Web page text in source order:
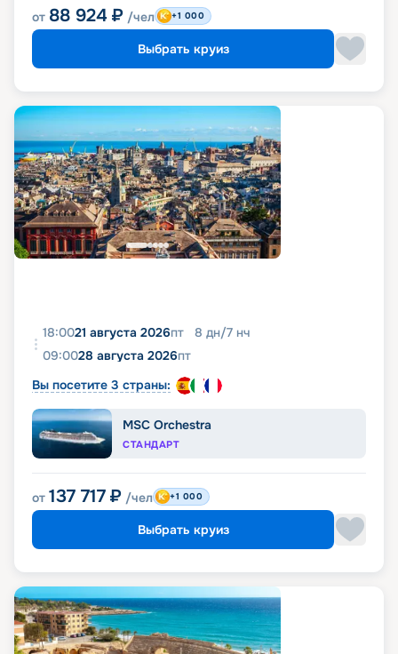
от 88 924 ₽ /чел +1 000
Выбрать круиз
18:0021 августа 2026пт 8 дн/7 нч
09:0028 августа 2026пт
Вы посетите 3 страны:
MSC Orchestra
СТАНДАРТ
от 137 717 ₽ /чел +1 000
Выбрать круиз